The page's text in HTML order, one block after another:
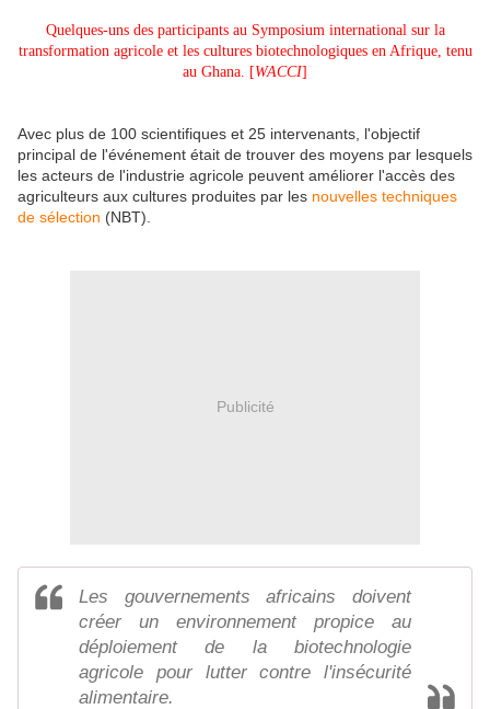
Quelques-uns des participants au Symposium international sur la
transformation agricole et les cultures biotechnologiques en Afrique, tenu
au Ghana. [WACCI]
Avec plus de 100 scientifiques et 25 intervenants, l'objectif
principal de l'événement était de trouver des moyens par lesquels
les acteurs de l'industrie agricole peuvent améliorer l'accès des
agriculteurs aux cultures produites par les nouvelles techniques
de sélection (NBT).
Publicité
Les gouvernements africains doivent
créer un environnement propice au
déploiement de la biotechnologie
agricole pour lutter contre l'insécurité
alimentaire.